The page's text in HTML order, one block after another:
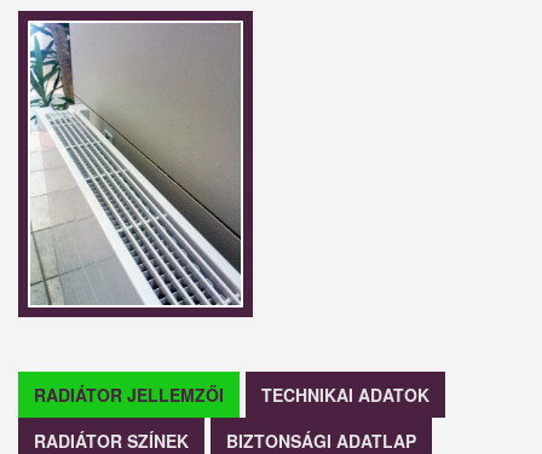
RADIÁTOR JELLEMZŐI
TECHNIKAI ADATOK
RADIÁTOR SZÍNEK
BIZTONSÁGI ADATLAP